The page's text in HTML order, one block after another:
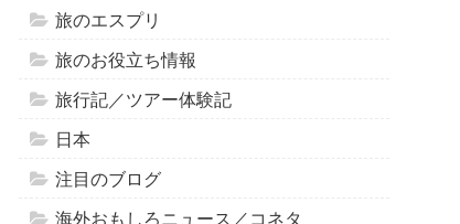
旅のエスプリ
旅のお役立ち情報
旅行記／ツアー体験記
日本
注目のブログ
海外おもしろニュース／コネタ